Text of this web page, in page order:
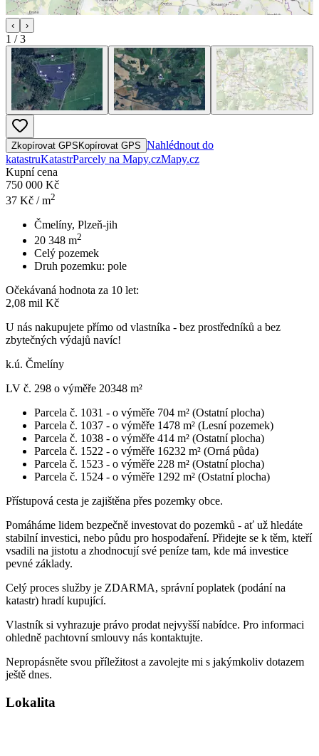
‹ ›
1 /3
Zkopírovat GPSKopírovat GPS Nahlédnout do
katastruKatastrParcely na Mapy.czMapy.cz
Kupní cena
750 000 Kč
37 Kč / m2
Čmelíny, Plzeň-jih
20 348 m2
Celý pozemek
Druh pozemku: pole
Očekávaná hodnota za 10 let:
2,08 mil Kč
U nás nakupujete přímo od vlastníka - bez prostředníků a bez
zbytečných výdajů navíc!
k.ú. Čmelíny
LV č. 298 o výměře 20348 m²
Parcela č. 1031 - o výměře 704 m² (Ostatní plocha)
Parcela č. 1037 - o výměře 1478 m² (Lesní pozemek)
Parcela č. 1038 - o výměře 414 m² (Ostatní plocha)
Parcela č. 1522 - o výměře 16232 m² (Orná půda)
Parcela č. 1523 - o výměře 228 m² (Ostatní plocha)
Parcela č. 1524 - o výměře 1292 m² (Ostatní plocha)
Přístupová cesta je zajištěna přes pozemky obce.
Pomáháme lidem bezpečně investovat do pozemků - ať už hledáte
stabilní investici, nebo půdu pro hospodaření. Přidejte se k těm, kteří
vsadili na jistotu a zhodnocují své peníze tam, kde má investice
pevné základy.
Celý proces služby je ZDARMA, správní poplatek (podání na
katastr) hradí kupující.
Vlastník si vyhrazuje právo prodat nejvyšší nabídce. Pro informaci
ohledně pachtovní smlouvy nás kontaktujte.
Nepropásněte svou příležitost a zavolejte mi s jakýmkoliv dotazem
ještě dnes.
Lokalita